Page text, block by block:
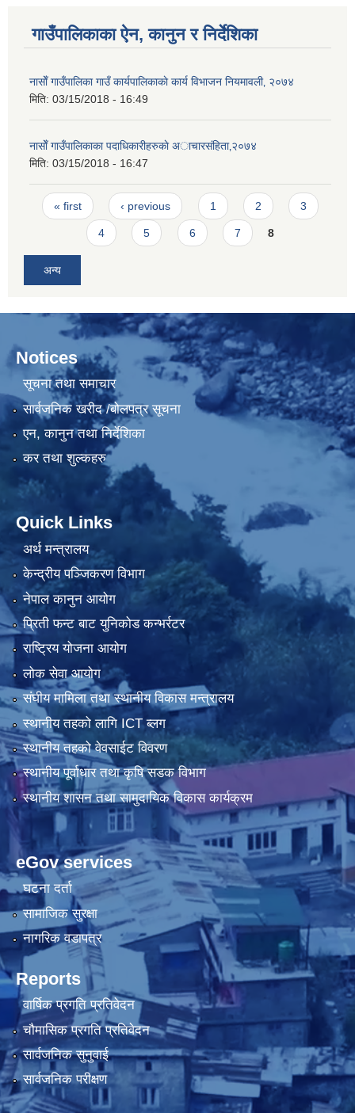
गाउँपालिकाका ऐन, कानुन र निर्देशिका
नासाेँ गाउँपालिका गाउँ कार्यपालिकाकाे कार्य विभाजन नियमावली‚ २०७४
मिति: 03/15/2018 - 16:49
नासाेँ गाउँपालिकाका पदाधिकारीहरुकाे अाचारस‌ंहिता‚२०७४
मिति: 03/15/2018 - 16:47
Pages
« first ‹ previous 1 2 3
4 5 6 7 8
अन्य
Notices
सूचना तथा समाचार
सार्वजनिक खरीद /बोलपत्र सूचना
एन, कानुन तथा निर्देशिका
कर तथा शुल्कहरु
Quick Links
अर्थ मन्त्रालय
केन्द्रीय पञ्जिकरण विभाग
नेपाल कानुन आयोग
प्रिती फन्ट बाट युनिकोड कन्भर्रटर
राष्ट्रिय योजना आयोग
लोक सेवा आयोग
संघीय मामिला तथा स्थानीय विकास मन्त्रालय
स्थानीय तहको लागि ICT ब्लग
स्थानीय तहको वेवसाईट विवरण
स्थानीय पूर्वाधार तथा कृषि सडक विभाग
स्थानीय शासन तथा सामुदायिक विकास कार्यक्रम
eGov services
घटना दर्ता
सामाजिक सुरक्षा
नागरिक वडापत्र
Reports
वार्षिक प्रगति प्रतिवेदन
चौमासिक प्रगति प्रतिवेदन
सार्वजनिक सुनुवाई
सार्वजनिक परीक्षण